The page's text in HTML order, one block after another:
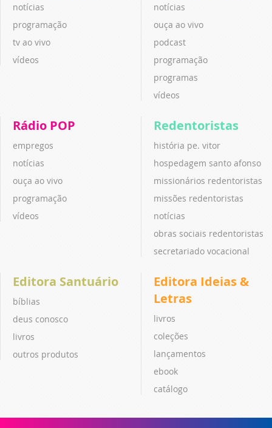
notícias
programação
tv ao vivo
vídeos
notícias
ouça ao vivo
podcast
programação
programas
vídeos
Rádio POP
empregos
notícias
ouça ao vivo
programação
vídeos
Redentoristas
história pe. vitor
hospedagem santo afonso
missionários redentoristas
missões redentoristas
notícias
obras sociais redentoristas
secretariado vocacional
Editora Santuário
bíblias
deus conosco
livros
outros produtos
Editora Ideias &
Letras
livros
coleções
lançamentos
ebook
catálogo